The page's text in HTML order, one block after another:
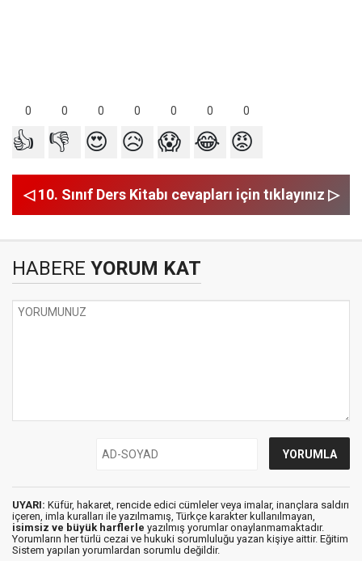
0 0 0 0 0 0 0
👍 👎 😍 😥 😱 😂 😡
◁ 10. Sınıf Ders Kitabı cevapları için tıklayınız ▷
HABERE YORUM KAT
UYARI: Küfür, hakaret, rencide edici cümleler veya imalar, inançlara saldırı
içeren, imla kuralları ile yazılmamış, Türkçe karakter kullanılmayan,
isimsiz ve büyük harflerle yazılmış yorumlar onaylanmamaktadır.
Yorumların her türlü cezai ve hukuki sorumluluğu yazan kişiye aittir. Eğitim
Sistem yapılan yorumlardan sorumlu değildir.